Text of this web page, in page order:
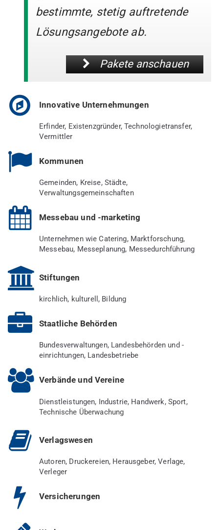
bestimmte, stetig auftretende
Lösungsangebote ab.
Pakete anschauen
Innovative Unternehmungen
Erfinder, Existenzgründer, Technologietransfer,
Vermittler
Kommunen
Gemeinden, Kreise, Städte,
Verwaltungsgemeinschaften
Messebau und -marketing
Unternehmen wie Catering, Marktforschung,
Messebau, Messeplanung, Messedurchführung
Stiftungen
kirchlich, kulturell, Bildung
Staatliche Behörden
Bundesverwaltungen, Landesbehörden und -
einrichtungen, Landesbetriebe
Verbände und Vereine
Dienstleistungen, Industrie, Handwerk, Sport,
Technische Überwachung
Verlagswesen
Autoren, Druckereien, Herausgeber, Verlage,
Verleger
Versicherungen